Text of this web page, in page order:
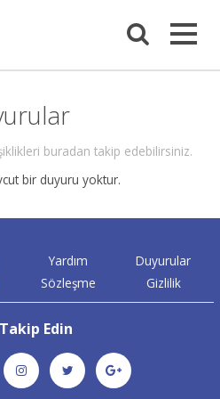
buradan takip edebilirsiniz.
bir duyuru yoktur.
Yardım
Duyurular
Sözleşme Gizlilik
Edin